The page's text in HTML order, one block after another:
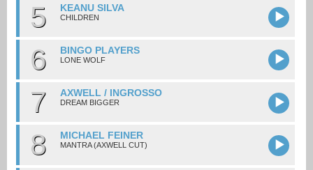
5 KEANU SILVA
CHILDREN
6 BINGO PLAYERS
LONE WOLF
7 AXWELL / INGROSSO
DREAM BIGGER
8 MICHAEL FEINER
MANTRA (AXWELL CUT)